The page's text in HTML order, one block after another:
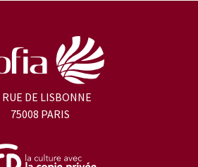
DE LISBONNE
75008 PARIS